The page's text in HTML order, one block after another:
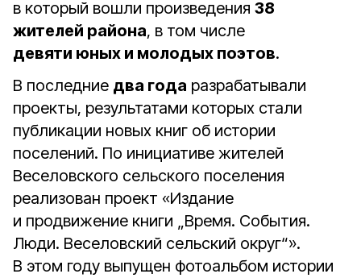
в который вошли произведения 38
жителей района, в том числе
девяти юных и молодых поэтов.
В последние два года разрабатывали
проекты, результатами которых стали
публикации новых книг об истории
поселений. По инициативе жителей
Веселовского сельского поселения
реализован проект «Издание
и продвижение книги „Время. События.
Люди. Веселовский сельский округ“».
В этом году выпущен фотоальбом истории